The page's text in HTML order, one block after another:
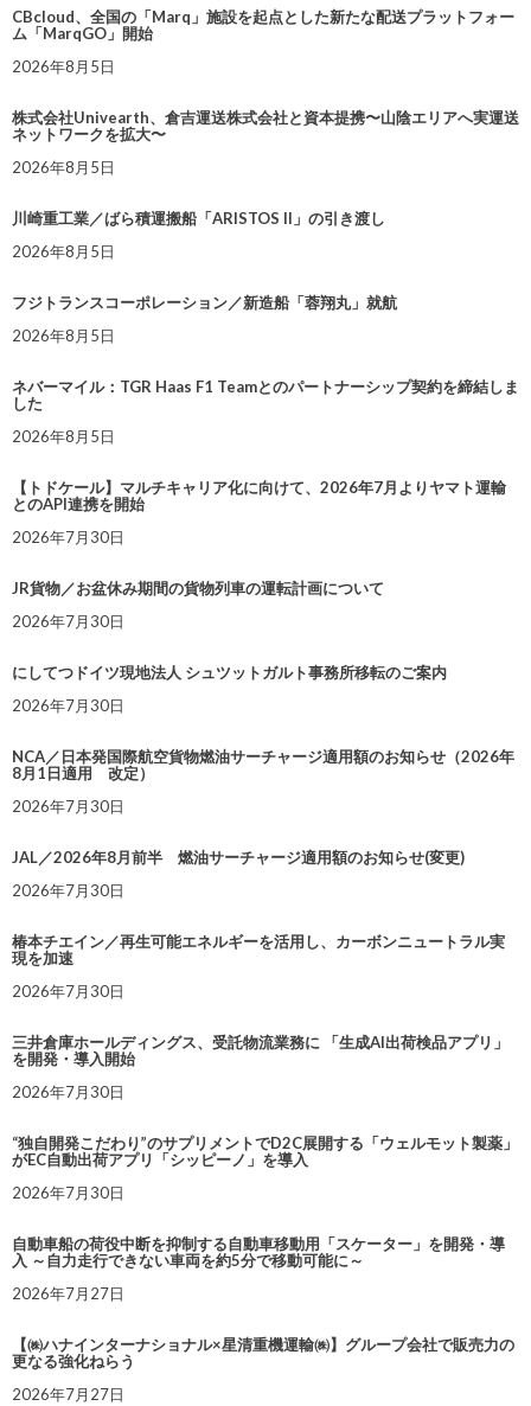
CBcloud、全国の「Marq」施設を起点とした新たな配送プラットフォー
ム「MarqGO」開始
2026年8月5日
株式会社Univearth、倉吉運送株式会社と資本提携〜山陰エリアへ実運送
ネットワークを拡大〜
2026年8月5日
川崎重工業／ばら積運搬船「ARISTOS II」の引き渡し
2026年8月5日
フジトランスコーポレーション／新造船「蓉翔丸」就航
2026年8月5日
ネバーマイル：TGR Haas F1 Teamとのパートナーシップ契約を締結しま
した
2026年8月5日
【トドケール】マルチキャリア化に向けて、2026年7月よりヤマト運輸
とのAPI連携を開始
2026年7月30日
JR貨物／お盆休み期間の貨物列車の運転計画について
2026年7月30日
にしてつドイツ現地法人 シュツットガルト事務所移転のご案内
2026年7月30日
NCA／日本発国際航空貨物燃油サーチャージ適用額のお知らせ（2026年
8月1日適用 改定）
2026年7月30日
JAL／2026年8月前半 燃油サーチャージ適用額のお知らせ(変更)
2026年7月30日
椿本チエイン／再生可能エネルギーを活用し、カーボンニュートラル実
現を加速
2026年7月30日
三井倉庫ホールディングス、受託物流業務に 「生成AI出荷検品アプリ」
を開発・導入開始
2026年7月30日
“独自開発こだわり”のサプリメントでD2C展開する「ウェルモット製薬」
がEC自動出荷アプリ「シッピーノ」を導入
2026年7月30日
自動車船の荷役中断を抑制する自動車移動用「スケーター」を開発・導
入 ～自力走行できない車両を約5分で移動可能に～
2026年7月27日
【㈱ハナインターナショナル×星清重機運輸㈱】グループ会社で販売力の
更なる強化ねらう
2026年7月27日